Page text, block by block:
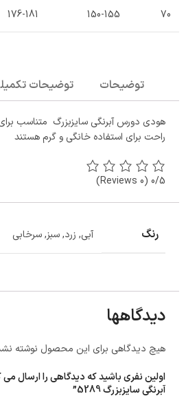
70
150-155
176-181
توضیحات توضیحات
هودی دورس آبرنگی سایزبزرگ متناسب برای
راحت برای استفاده خانگی و گرم هستند
0/5
(0 Reviews)
رنگ آبی, زرد,سبز,سرخابی
دیدگاهها
هیچ دیدگاهی برای این محصول نوشته
اولین نفری باشید که دیدگاهی را ارسال
آبرنگی سایزبزرگ 5289”